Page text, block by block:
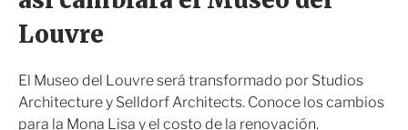
r
Louvre
El Museo del Louvre será transformado por Studios
Architecture y Selldorf Architects. Conoce los cambios
para la Mona Lisa y el costo de la renovación.